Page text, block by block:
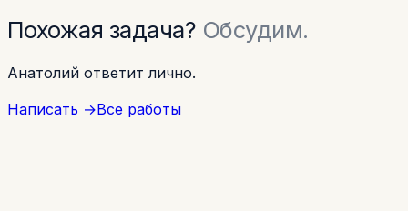
Похожая задача? Обсудим.
Анатолий ответит лично.
Написать →Все работы